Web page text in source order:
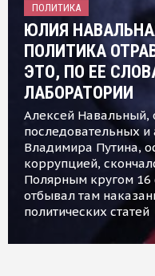
ПОЛИТИКА
ЮЛИЯ
ПОЛИТИКА
ЭТО, ПО ЕЕ
ЛАБОРАТОРИИ
Алексей Навальный,
последовательных
Владимира Путина,
коррупцией,
Полярным кругом 16
отбывал там
политических статей